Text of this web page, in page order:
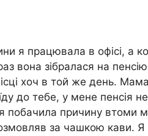
я працювала в офісі, а
вона зібралася на
хоч в той же день.
до тебе, у мене пенсія
побачила причину втоми
за чашкою кави.